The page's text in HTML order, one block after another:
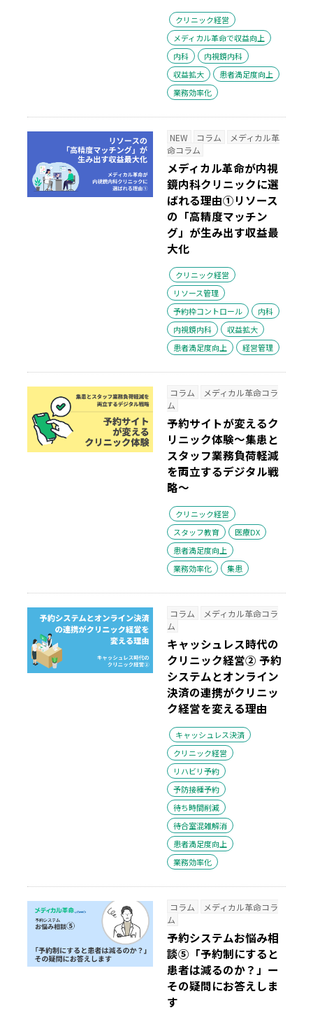
クリニック経営
メディカル革命で収益向上
内科
内視鏡内科
収益拡大
患者満足度向上
業務効率化
NEW コラム
メディカル革
命コラム
メディカル革命が内視
鏡内科クリニックに選
ばれる理由①リソース
の「高精度マッチン
グ」が生み出す収益最
大化
クリニック経営
リソース管理
予約枠コントロール
内科
内視鏡内科
収益拡大
患者満足度向上
経営管理
コラム
メディカル革命コラ
ム
予約サイトが変えるク
リニック体験～集患と
スタッフ業務負荷軽減
を両立するデジタル戦
略～
クリニック経営
スタッフ教育
医療DX
患者満足度向上
業務効率化
集患
コラム
メディカル革命コラ
ム
キャッシュレス時代の
クリニック経営② 予約
システムとオンライン
決済の連携がクリニッ
ク経営を変える理由
キャッシュレス決済
クリニック経営
リハビリ予約
予防接種予約
待ち時間削減
待合室混雑解消
患者満足度向上
業務効率化
コラム
メディカル革命コラ
ム
予約システムお悩み相
談⑤「予約制にすると
患者は減るのか？」ー
その疑問にお答えしま
す